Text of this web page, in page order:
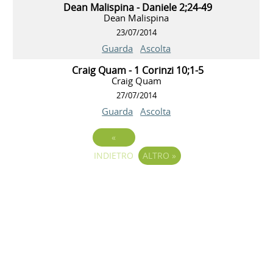
Dean Malispina - Daniele 2;24-49
Dean Malispina
23/07/2014
Guarda Ascolta
Craig Quam - 1 Corinzi 10;1-5
Craig Quam
27/07/2014
Guarda Ascolta
«
INDIETRO
ALTRO »